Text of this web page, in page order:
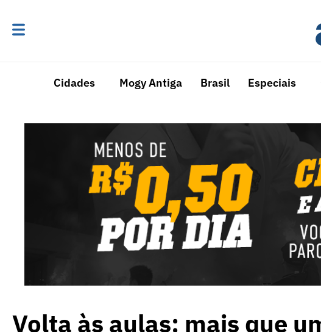
Cidades Mogy Antiga Brasil Especiais
Volta às aulas: mais que